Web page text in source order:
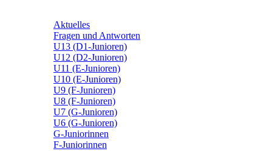
Aktuelles
Fragen und Antworten
U13 (D1-Junioren)
U12 (D2-Junioren)
U11 (E-Junioren)
U10 (E-Junioren)
U9 (F-Junioren)
U8 (F-Junioren)
U7 (G-Junioren)
U6 (G-Junioren)
G-Juniorinnen
F-Juniorinnen